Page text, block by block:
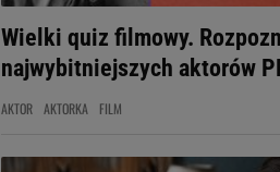
Wielki quiz filmowy.
najwybitniejszych aktorów
AKTOR AKTORKA FILM